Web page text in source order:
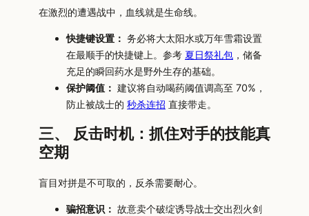
在激烈的遭遇战中，血线就是生命线。
快捷键设置： 务必将大太阳水或万年雪霜设置
在最顺手的快捷键上。参考 夏日祭礼包 ，储备
充足的瞬回药水是野外生存的基础。
保护阈值： 建议将自动喝药阈值调高至 70%，
防止被战士的 秒杀连招 直接带走。
三、 反击时机：抓住对手的技能真
空期
盲目对拼是不可取的，反杀需要耐心。
骗招意识： 故意卖个破绽诱导战士交出烈火剑